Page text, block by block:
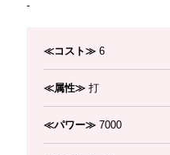
-
≪コスト≫ 6
≪属性≫ 打
≪パワー≫ 7000